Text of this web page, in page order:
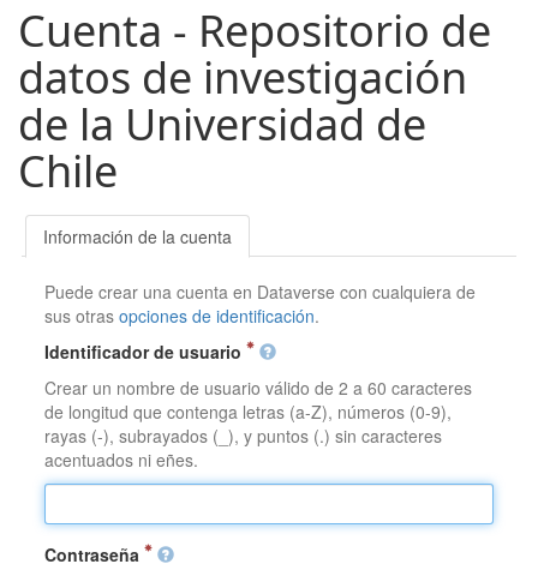
Cuenta - Repositorio de
datos de investigación
de la Universidad de
Chile
Información de la cuenta
Puede crear una cuenta en Dataverse con cualquiera de
sus otrasopciones de identificación.
Identificador de usuario
Crear un nombre de usuario válido de 2 a 60 caracteres
de longitud que contenga letras (a-Z), números (0-9),
rayas (-), subrayados (_), y puntos (.) sin caracteres
acentuados ni eñes.
Contraseña